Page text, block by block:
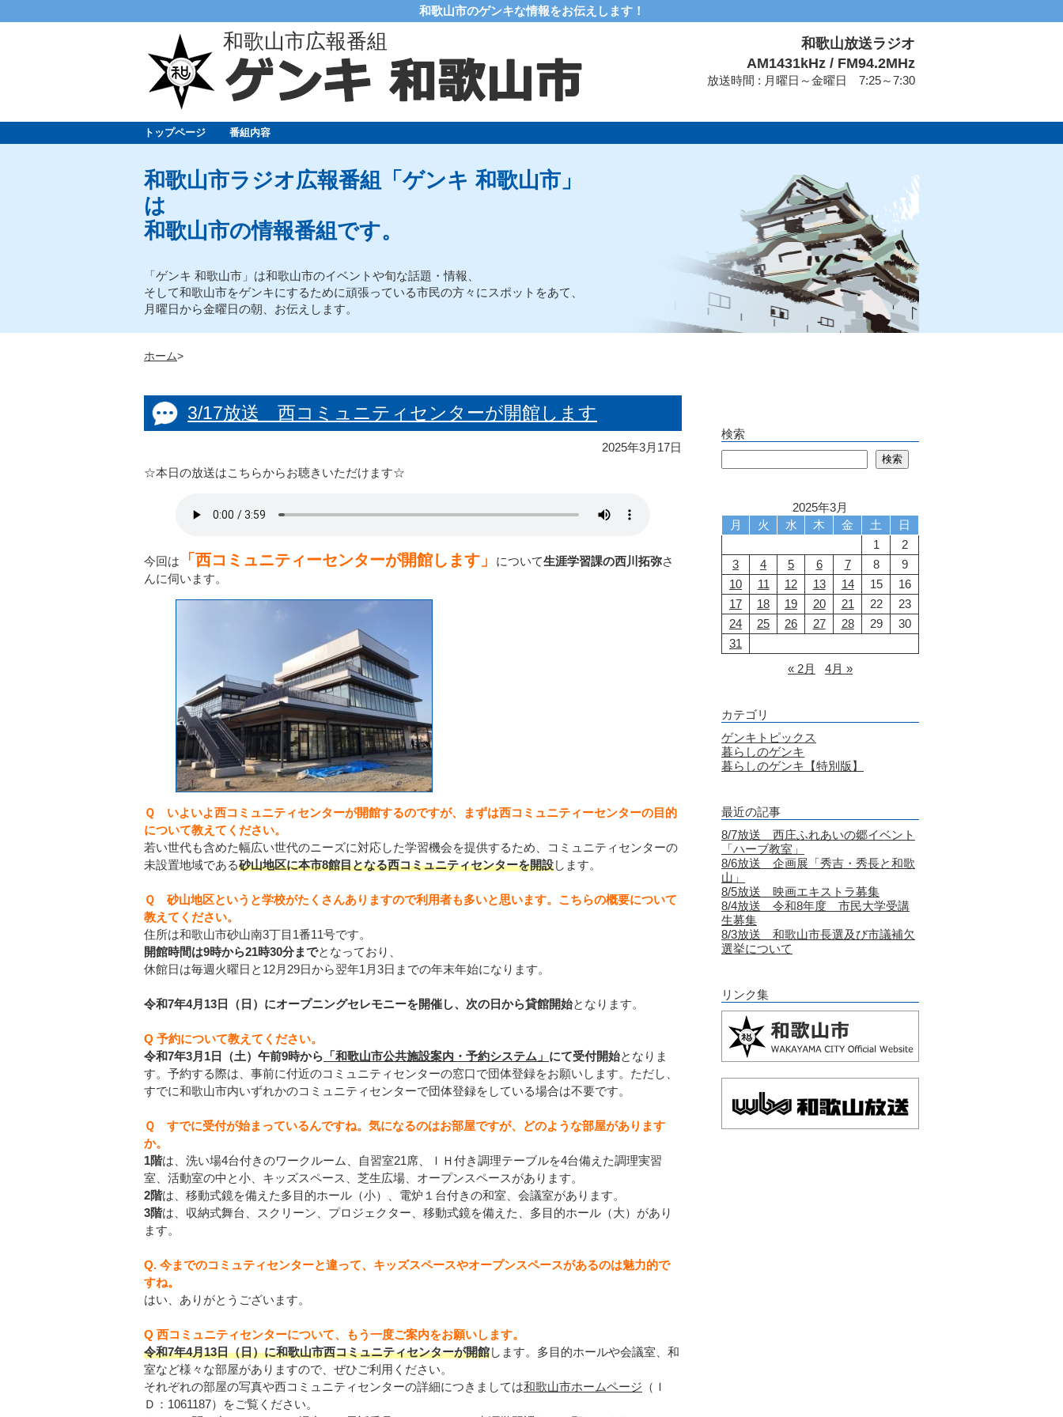
和歌山市のゲンキな情報をお伝えします！
和歌山市広報番組
和歌山放送ラジオ
AM1431kHz / FM94.2MHz
放送時間 : 月曜日～金曜日 7:25～7:30
トップページ 番組内容
和歌山市ラジオ広報番組「ゲンキ 和歌山市」
は
和歌山市の情報番組です。
「ゲンキ 和歌山市」は和歌山市のイベントや旬な話題・情報、
そして和歌山市をゲンキにするために頑張っている市民の方々にスポットをあて、
月曜日から金曜日の朝、お伝えします。
ホーム>
3/17放送 西コミュニティセンターが開館します
2025年3月17日
☆本日の放送はこちらからお聴きいただけます☆
今回は 「西コミュニティーセンターが開館します」 について生涯学習課の西川拓弥さ
んに伺います。
Ｑ いよいよ西コミュニティセンターが開館するのですが、まずは西コミュニティーセンターの目的
について教えてください。
若い世代も含めた幅広い世代のニーズに対応した学習機会を提供するため、コミュニティセンターの
未設置地域である砂山地区に本市8館目となる西コミュニティセンターを開設します。
Ｑ 砂山地区というと学校がたくさんありますので利用者も多いと思います。こちらの概要について
教えてください。
住所は和歌山市砂山南3丁目1番11号です。
開館時間は9時から21時30分までとなっており、
休館日は毎週火曜日と12月29日から翌年1月3日までの年末年始になります。
令和7年4月13日（日）にオープニングセレモニーを開催し、次の日から貸館開始となります。
Q 予約について教えてください。
令和7年3月1日（土）午前9時から 「和歌山市公共施設案内・予約システム」 にて受付開始となりま
す。予約する際は、事前に付近のコミュニティセンターの窓口で団体登録をお願いします。ただし、
すでに和歌山市内いずれかのコミュニティセンターで団体登録をしている場合は不要です。
Ｑ すでに受付が始まっているんですね。気になるのはお部屋ですが、どのような部屋があります
か。
1階は、洗い場4台付きのワークルーム、自習室21席、ＩＨ付き調理テーブルを4台備えた調理実習
室、活動室の中と小、キッズスペース、芝生広場、オープンスペースがあります。
2階は、移動式鏡を備えた多目的ホール（小）、電炉１台付きの和室、会議室があります。
3階は、収納式舞台、スクリーン、プロジェクター、移動式鏡を備えた、多目的ホール（大）があり
ます。
Q. 今までのコミュティセンターと違って、キッズスペースやオープンスペースがあるのは魅力的で
すね。
はい、ありがとうございます。
Q 西コミュニティセンターについて、もう一度ご案内をお願いします。
令和7年4月13日（日）に和歌山市西コミュニティセンターが開館します。多目的ホールや会議室、和
室など様々な部屋がありますので、ぜひご利用ください。
それぞれの部屋の写真や西コミュニティセンターの詳細につきましては和歌山市ホームページ （Ｉ
Ｄ：1061187）をご覧ください。
検索
検索
2025年3月
月
火 水 木 金 土
日
1
2
3
4 5 6 7 8
9
10
11 12 13 14 15
16
17
18 19 20 21 22
23
24
25 26 27 28 29
30
31
« 2月
4月 »
カテゴリ
ゲンキトピックス
暮らしのゲンキ
暮らしのゲンキ【特別版】
最近の記事
8/7放送 西庄ふれあいの郷イベント
「ハーブ教室」
8/6放送 企画展「秀吉・秀長と和歌
山」
8/5放送 映画エキストラ募集
8/4放送 令和8年度 市民大学受講
生募集
8/3放送 和歌山市長選及び市議補欠
選挙について
リンク集